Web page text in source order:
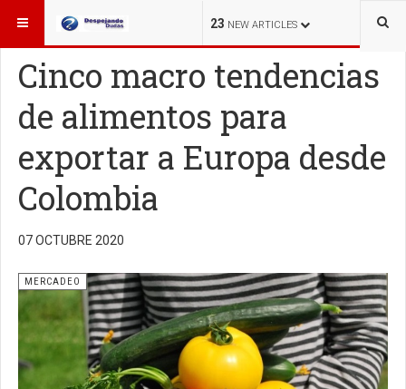
23 NEW ARTICLES
ESTÁ AQUÍ: MERCADEO
Cinco macro tendencias
de alimentos para
exportar a Europa desde
Colombia
07 OCTUBRE 2020
MERCADEO